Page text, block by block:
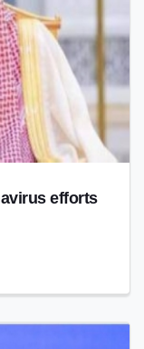
efforts